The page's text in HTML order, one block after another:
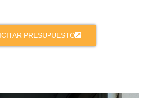
PRESUPUESTO